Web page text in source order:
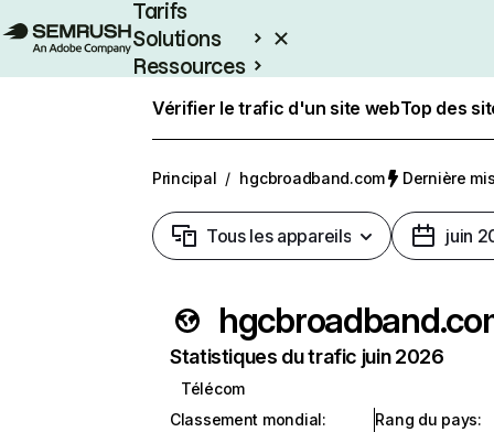
Tarifs
Solutions
Ressources
Vérifier le trafic d'un site webTop des
Principal / hgcbroadband.com Dernière
Tous les appareils juin
Statistiques du trafic juin 2026
Télécom
Classement mondial:
Rang du pays: